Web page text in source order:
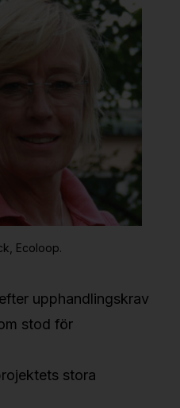
Ecoloop.
upphandlingskrav
stod för
stora